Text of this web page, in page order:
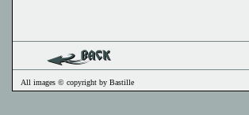
All images © copyright by Bastille